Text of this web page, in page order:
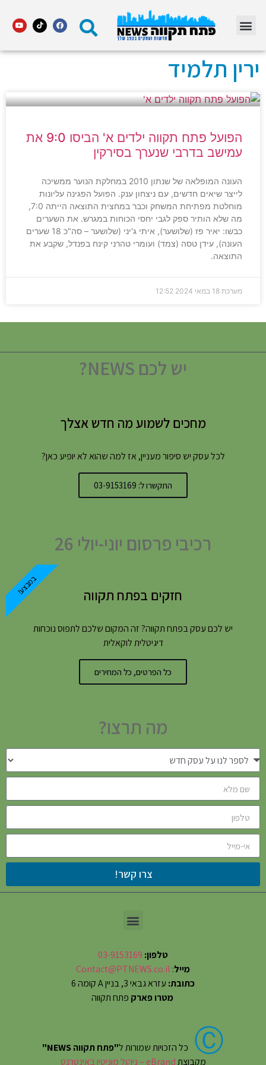
ירין תלמיד
הפועל פתח תקווה ילדים א' הביסו 9:0 את
עמישב בדרבי שנערך בסירקין
העונה המופלאה של שנתון 2010 במחלקת הנוער ממשיכה
לייצר שיאים חדשים, עם ניצחון ענק. הפועל הפגינה עליונות
מוחלטת מפתיחת המשחק וכבר במחצית התוצאה הייתה 7:0,
מה שלא הותיר ספק לגבי יחסי הכוחות במגרש. את השערים
כבשו: יאיר פז (שלושער), איתי ג'יני (שלושער – סה"כ 18 שערים
העונה), עידן טסה (צמד) ועומרי טהרני קינח בפנדל, שקבע את
התוצאה.
מערכת 18 במאי 2024 12:52
יש לכם NEWS?
מחכים לשמוע מה חדש אצלך
לכל עסק יש סיפור מעניין, אז למה שהוא לא יופיע כאן?
התקשרו ל: 03-9153169
רכיבי פרסום יוני-יולי 26
חזקים בפתח תקווה
יש לכם עסק בפתח תקווה? זה המקום שלכם לתפוס נוכחות
דיגיטלית לוקאלית
כל הפרטים, כל המחירים
במבצע!
מה תרצו?
צרו קשר!
טלפון: 03-9153169
מייל:
Contact@PTNEWS.co.il
כתובת: עזרא גבאי 3, בניין A קומה 6
מטרו פארק פתח תקווה
Ⓒ כל הזכויות שמורות ל"פתח תקווה NEWS"
מקבוצתeBrand – ניהול מוניטין באינטרנט